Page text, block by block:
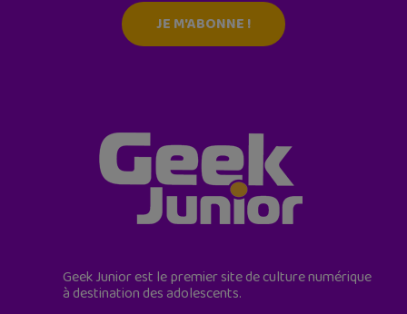
JE M'ABONNE !
Geek Junior est le premier site de culture numérique
à destination des adolescents.